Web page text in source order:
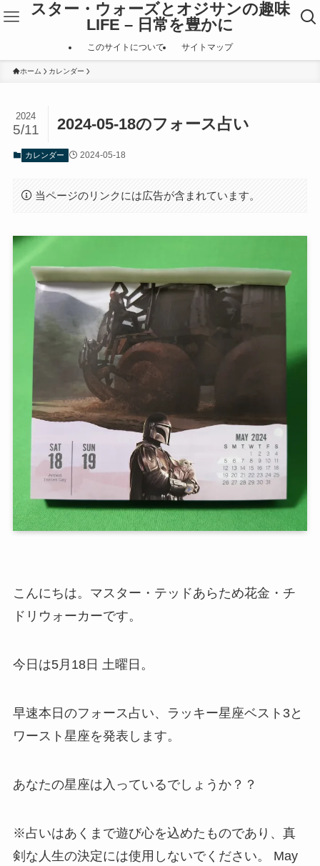
スター・ウォーズとオジサンの趣味
LIFE – 日常を豊かに
このサイトについて サイトマップ
ホーム カレンダー
2024-05-18のフォース占い
2024
5/11
カレンダー 2024-05-18
当ページのリンクには広告が含まれています。
こんにちは。マスター・テッドあらため花金・チ
ドリウォーカーです。
今日は5月18日 土曜日。
早速本日のフォース占い、ラッキー星座ベスト3と
ワースト星座を発表します。
あなたの星座は入っているでしょうか？？
※占いはあくまで遊び心を込めたものであり、真
剣な人生の決定には使用しないでください。 May